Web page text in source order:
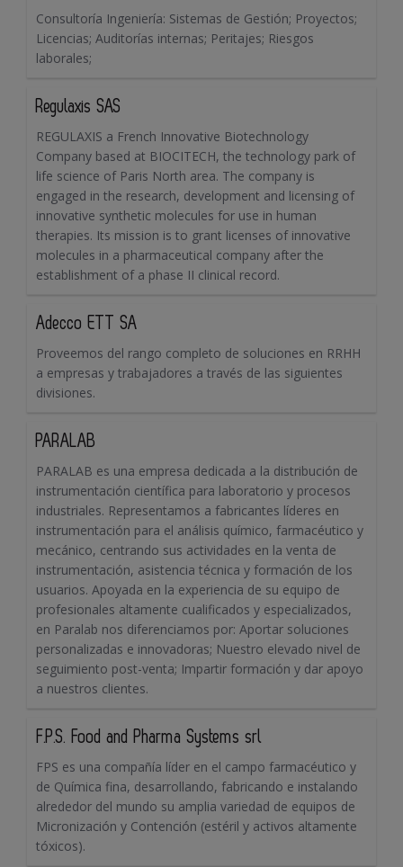
Consultoría Ingeniería: Sistemas de Gestión; Proyectos;
Licencias; Auditorías internas; Peritajes; Riesgos
laborales;
Regulaxis SAS
REGULAXIS a French Innovative Biotechnology
Company based at BIOCITECH, the technology park of
life science of Paris North area. The company is
engaged in the research, development and licensing of
innovative synthetic molecules for use in human
therapies. Its mission is to grant licenses of innovative
molecules in a pharmaceutical company after the
establishment of a phase II clinical record.
Adecco ETT SA
Proveemos del rango completo de soluciones en RRHH
a empresas y trabajadores a través de las siguientes
divisiones.
PARALAB
PARALAB es una empresa dedicada a la distribución de
instrumentación científica para laboratorio y procesos
industriales. Representamos a fabricantes líderes en
instrumentación para el análisis químico, farmacéutico y
mecánico, centrando sus actividades en la venta de
instrumentación, asistencia técnica y formación de los
usuarios. Apoyada en la experiencia de su equipo de
profesionales altamente cualificados y especializados,
en Paralab nos diferenciamos por: Aportar soluciones
personalizadas e innovadoras; Nuestro elevado nivel de
seguimiento post-venta; Impartir formación y dar apoyo
a nuestros clientes.
F.P.S. Food and Pharma Systems srl
FPS es una compañía líder en el campo farmacéutico y
de Química fina, desarrollando, fabricando e instalando
alrededor del mundo su amplia variedad de equipos de
Micronización y Contención (estéril y activos altamente
tóxicos).